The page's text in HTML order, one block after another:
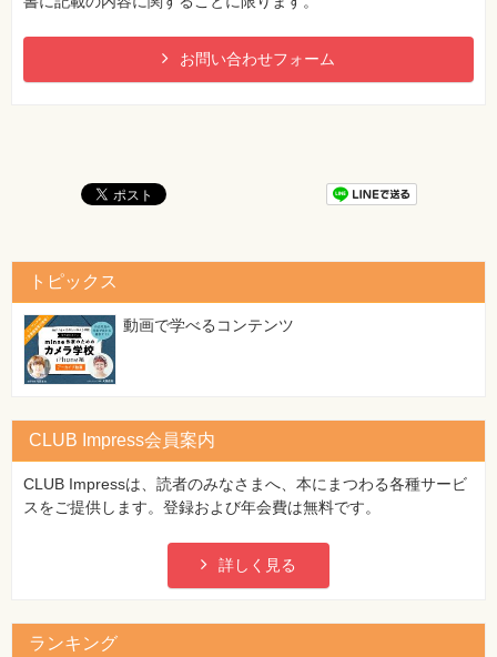
お問い合わせフォーム
トピックス
動画で学べるコンテンツ
CLUB Impress会員案内
CLUB Impressは、読者のみなさまへ、本にまつわる各種サービ
スをご提供します。登録および年会費は無料です。
詳しく見る
ランキング